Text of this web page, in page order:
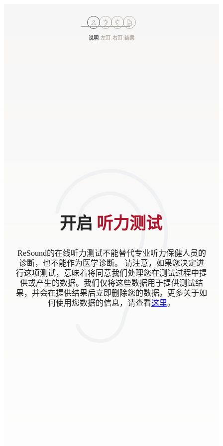
说明 左耳 右耳 结果
开启 听力测试
ReSound的在线听力测试不能替代专业听力保健人员的
诊断，也不能作为医学诊断。 请注意，如果您决定进
行这项测试，意味着将同意我们处理您在测试过程中提
供或产生的数据。我们仅将这些数据用于提供测试结
果，并会在提供结果后立即删除您的数据。更多关于如
何使用您数据的信息，请查看这里。